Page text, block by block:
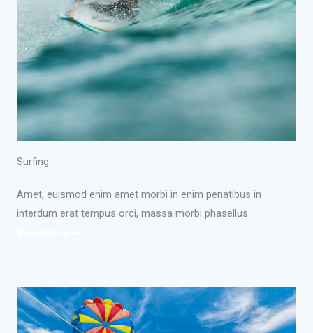
Surfing
Amet, euismod enim amet morbi in enim penatibus in
interdum erat tempus orci, massa morbi phasellus.